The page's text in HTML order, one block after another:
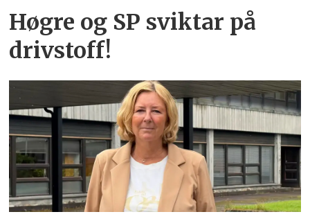
Høgre og SP sviktar på
drivstoff!